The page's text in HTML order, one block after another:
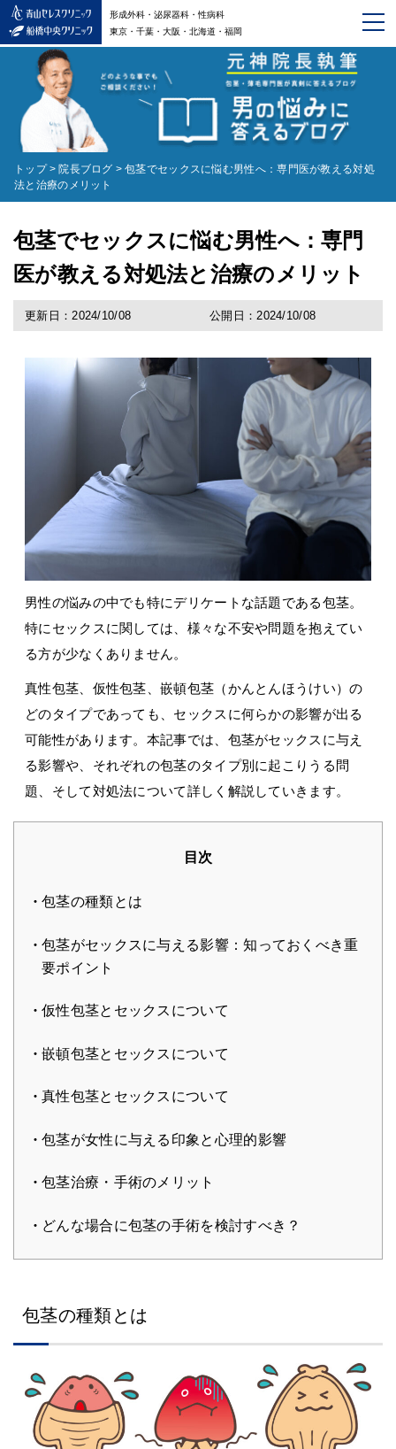
形成外科・泌尿器科・性病科
東京・千葉・大阪・北海道・福岡
トップ > 院長ブログ > 包茎でセックスに悩む男性へ：専門医が教える対処
法と治療のメリット
包茎でセックスに悩む男性へ：専門
医が教える対処法と治療のメリット
更新日：2024/10/08 公開日：2024/10/08
男性の悩みの中でも特にデリケートな話題である包茎。
特にセックスに関しては、様々な不安や問題を抱えてい
る方が少なくありません。
真性包茎、仮性包茎、嵌頓包茎（かんとんほうけい）の
どのタイプであっても、セックスに何らかの影響が出る
可能性があります。本記事では、包茎がセックスに与え
る影響や、それぞれの包茎のタイプ別に起こりうる問
題、そして対処法について詳しく解説していきます。
目次
包茎の種類とは
包茎がセックスに与える影響：知っておくべき重
要ポイント
仮性包茎とセックスについて
嵌頓包茎とセックスについて
真性包茎とセックスについて
包茎が女性に与える印象と心理的影響
包茎治療・手術のメリット
どんな場合に包茎の手術を検討すべき？
包茎の種類とは